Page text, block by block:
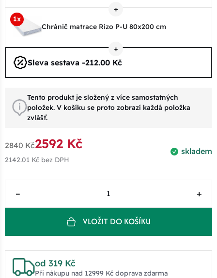
1x
Chránič matrace Rizo P-U 80x200 cm
Sleva sestava -212.00 Kč
Tento produkt je složený z více samostatných
položek. V košíku se proto zobrazí každá položka
zvlášť.
skladem
2840 Kč2592 Kč
2142.01 Kč bez DPH
– +
VLOŽIT DO KOŠÍKU
od 319 Kč
Při nákupu nad 12999 Kč doprava zdarma